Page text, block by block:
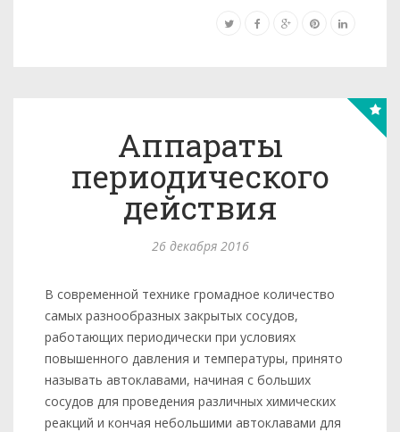
Аппараты
периодического
действия
26 декабря 2016
В современной технике громадное количество
самых разно­образных закрытых сосудов,
работающих периодически при условиях
повышенного давления и температуры, принято
назы­вать автоклавами, начиная с больших
сосудов для проведения различных химических
реакций и кончая небольшими автокла­вами для